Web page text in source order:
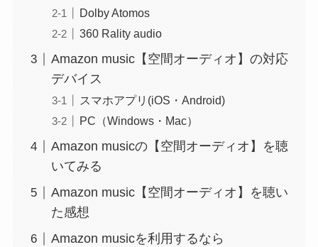
Dolby Atomos
360 Rality audio
Amazon music【空間オーディオ】の対応
デバイス
スマホアプリ(iOS・Android)
PC（Windows・Mac）
Amazon musicの【空間オーディオ】を聴
いてみる
Amazon music【空間オーディオ】を聴い
た感想
Amazon musicを利用するなら